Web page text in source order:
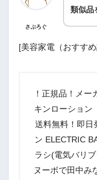
さぶろぐ
類似品
[美容家電（おすす
！正規品！メー
キンローション
送料無料！即日
ン ELECTRIC
ラシ(電気バリ
ヌーボで田中み